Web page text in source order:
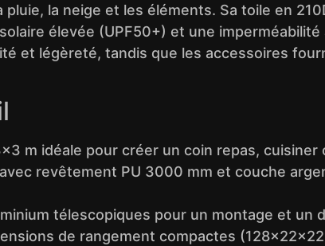
la neige et les éléments. Sa toile en
élevée (UPF50+) et une
et légèreté, tandis que les accessoires
m idéale pour créer un coin repas,
revêtement PU 3000 mm et couche
télescopiques pour un montage et un
de rangement compactes